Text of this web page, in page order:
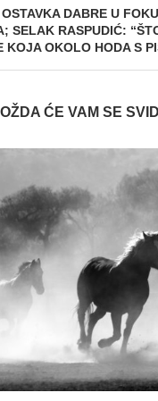
DABRE U
SELAK RASPUDIĆ:
KOJA OKOLO HODA S
ĆE VAM SE